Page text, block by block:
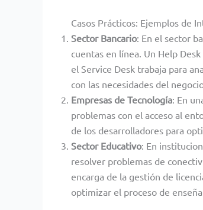
Casos Prácticos: Ejemplos de
Sector Bancario: En el sector
cuentas en línea. Un Help
el Service Desk trabaja para
con las necesidades del
Empresas de Tecnología: En
problemas con el acceso al
de los desarrolladores para
Sector Educativo: En
resolver problemas de
encarga de la gestión de
optimizar el proceso de